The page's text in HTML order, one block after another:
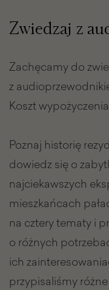
Zwiedzaj z
Zachęcamy do
z
Koszt
Poznaj historię
dowiedz się o
najciekawszych
mieszkańcach
na cztery tematy i
o różnych
ich
przypisaliśmy różne